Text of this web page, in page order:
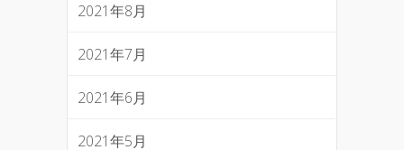
2021年8月
2021年7月
2021年6月
2021年5月